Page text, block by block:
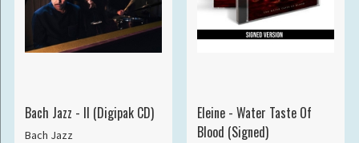
Bach Jazz - II (Digipak CD)
Bach Jazz
Eleine - Water Taste Of
Blood (Signed)